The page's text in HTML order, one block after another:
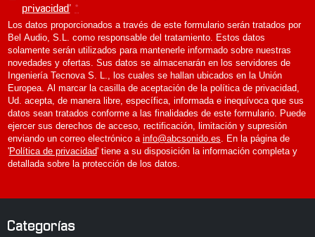
privacidad' *
Los datos proporcionados a través de este formulario serán tratados por
Bel Audio, S.L. como responsable del tratamiento. Estos datos
solamente serán utilizados para mantenerle informado sobre nuestras
novedades y ofertas. Sus datos se almacenarán en los servidores de
Ingeniería Tecnova S. L., los cuales se hallan ubicados en la Unión
Europea. Al marcar la casilla de aceptación de la política de privacidad,
Ud. acepta, de manera libre, específica, informada e inequívoca que sus
datos sean tratados conforme a las finalidades de este formulario. Puede
ejercer sus derechos de acceso, rectificación, limitación y supresión
enviando un correo electrónico a info@abcsonido.es. En la página de
'Política de privacidad' tiene a su disposición la información completa y
detallada sobre la protección de los datos.
Categorías